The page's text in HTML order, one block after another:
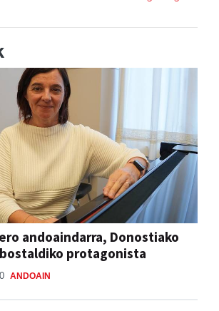
andoaindarra, Donostiako
protagonista
ANDOAIN